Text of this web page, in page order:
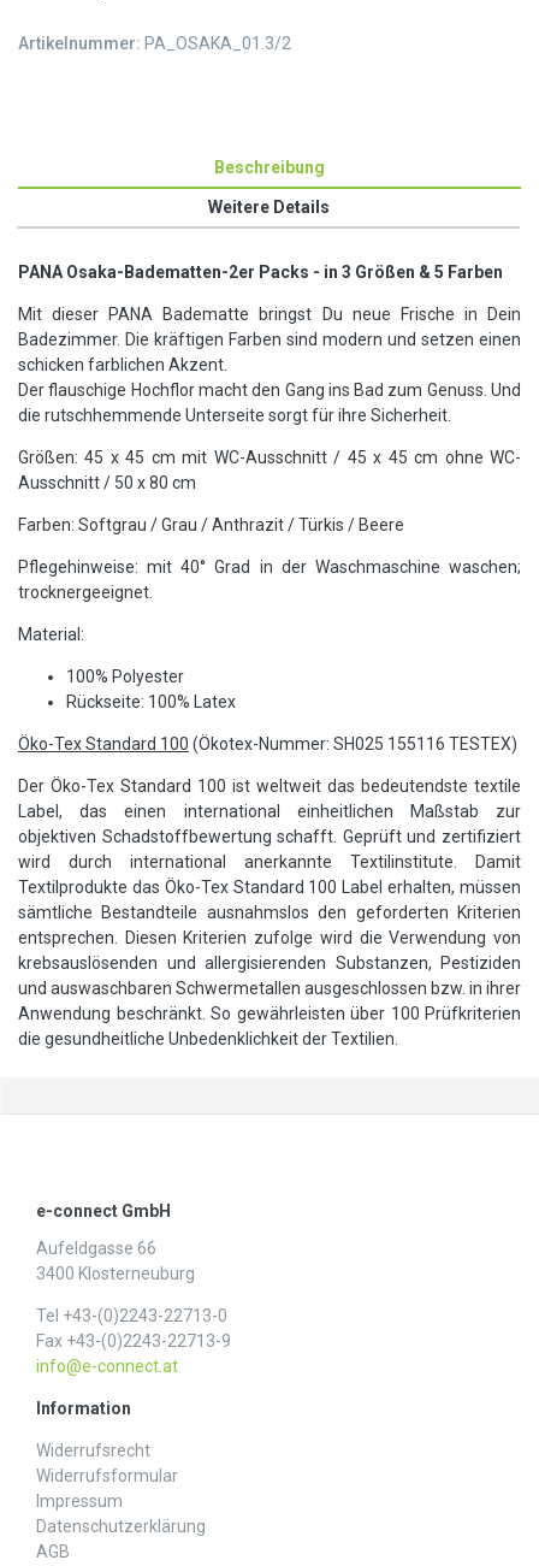
Artikelnummer: PA_OSAKA_01.3/2
Beschreibung
Weitere Details
PANA Osaka-Badematten-2er Packs - in 3 Größen & 5 Farben
Mit dieser PANA Badematte bringst Du neue Frische in Dein
Badezimmer. Die kräftigen Farben sind modern und setzen einen
schicken farblichen Akzent.
Der flauschige Hochflor macht den Gang ins Bad zum Genuss. Und
die rutschhemmende Unterseite sorgt für ihre Sicherheit.
Größen: 45 x 45 cm mit WC-Ausschnitt / 45 x 45 cm ohne WC-
Ausschnitt / 50 x 80 cm
Farben: Softgrau / Grau / Anthrazit / Türkis / Beere
Pflegehinweise: mit 40° Grad in der Waschmaschine waschen;
trocknergeeignet.
Material:
100% Polyester
Rückseite: 100% Latex
Öko-Tex Standard 100 (Ökotex-Nummer: SH025 155116 TESTEX)
Der Öko-Tex Standard 100 ist weltweit das bedeutendste textile
Label, das einen international einheitlichen Maßstab zur
objektiven Schadstoffbewertung schafft. Geprüft und zertifiziert
wird durch international anerkannte Textilinstitute. Damit
Textilprodukte das Öko-Tex Standard 100 Label erhalten, müssen
sämtliche Bestandteile ausnahmslos den geforderten Kriterien
entsprechen. Diesen Kriterien zufolge wird die Verwendung von
krebsauslösenden und allergisierenden Substanzen, Pestiziden
und auswaschbaren Schwermetallen ausgeschlossen bzw. in ihrer
Anwendung beschränkt. So gewährleisten über 100 Prüfkriterien
die gesundheitliche Unbedenklichkeit der Textilien.
e-connect GmbH
Aufeldgasse 66
3400 Klosterneuburg
Tel +43-(0)2243-22713-0
Fax +43-(0)2243-22713-9
info@e-connect.at
Information
Widerrufs­recht
Widerrufs­formular
Impressum
Daten­schutz­erklärung
AGB